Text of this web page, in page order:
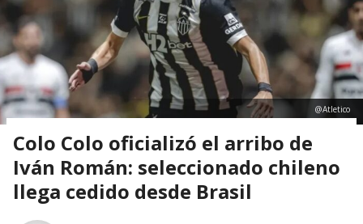
@Atletico
Colo Colo oficializó el arribo de
Iván Román: seleccionado chileno
llega cedido desde Brasil